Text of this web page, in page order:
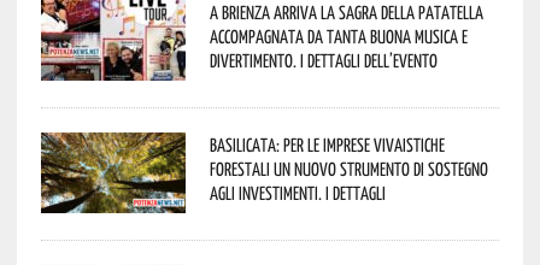
A Brienza arriva la Sagra della Patatella
accompagnata da tanta buona musica e
divertimento. I dettagli dell’evento
Basilicata: per le imprese vivaistiche
forestali un nuovo strumento di sostegno
agli investimenti. I dettagli